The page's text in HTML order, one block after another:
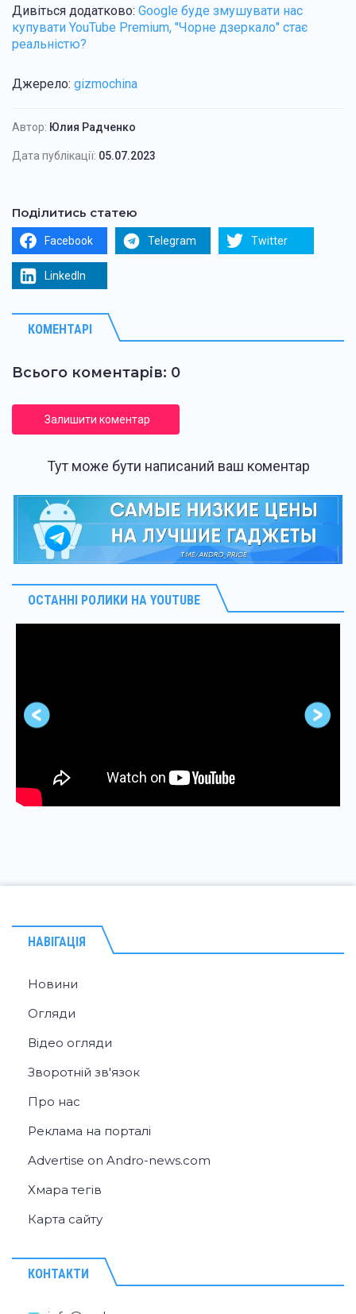
Дивіться додатково: Google буде змушувати нас
купувати YouTube Premium, "Чорне дзеркало" стає
реальністю?
Джерело: gizmochina
Автор: Юлия Радченко
Дата публікації: 05.07.2023
Поділитись статею
Facebook Telegram Twitter
LinkedIn
КОМЕНТАРІ
Всього коментарів: 0
Залишити коментар
Тут може бути написаний ваш коментар
ОСТАННІ РОЛИКИ НА YOUTUBE
НАВІГАЦІЯ
Новини
Огляди
Відео огляди
Зворотній зв'язок
Про нас
Реклама на порталі
Advertise on Andro-news.com
Хмара тегів
Карта сайту
КОНТАКТИ